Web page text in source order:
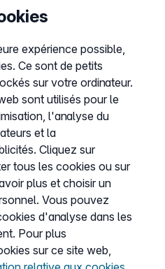
Partenaire
de prix
données
légales
cookies
expérience possible,
Ce sont de petits
sur votre ordinateur.
sont utilisés pour le
l'analyse du
et la
Cliquez sur
tous les cookies ou sur
plus et choisir un
Vous pouvez
d'analyse dans les
Pour plus
sur ce site web,